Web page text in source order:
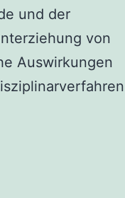
und der
von
Auswirkungen